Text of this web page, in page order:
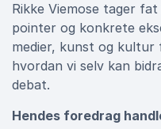
Rikke Viemose tager
pointer og konkrete
medier, kunst og
hvordan vi selv kan
debat.
Hendes foredrag